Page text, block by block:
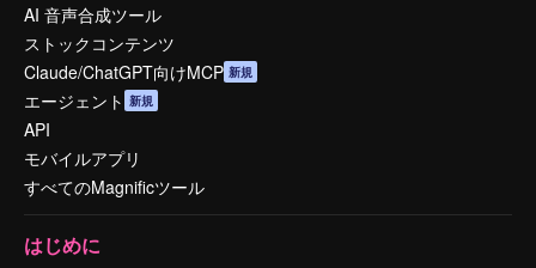
AI 音声合成ツール
ストックコンテンツ
Claude/ChatGPT向けMCP 新規
エージェント 新規
API
モバイルアプリ
すべてのMagnificツール
はじめに